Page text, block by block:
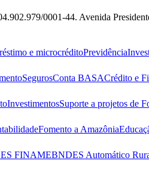
0001‐44. Avenida
e microcréditoPrevidência
SegurosConta BASACrédito e
InvestimentosSuporte a projetos de
Fomento a Amazônia
FINAMEBNDES Automático